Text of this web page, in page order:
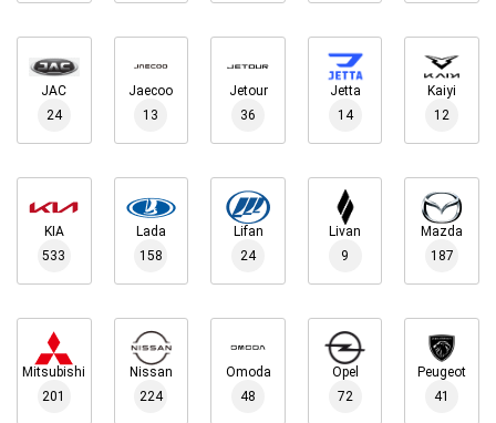
JAC
24
Jaecoo
13
Jetour
36
Jetta
14
Kaiyi
12
KIA
533
Lada
158
Lifan
24
Livan
9
Mazda
187
Mitsubishi
201
Nissan
224
Omoda
48
Opel
72
Peugeot
41